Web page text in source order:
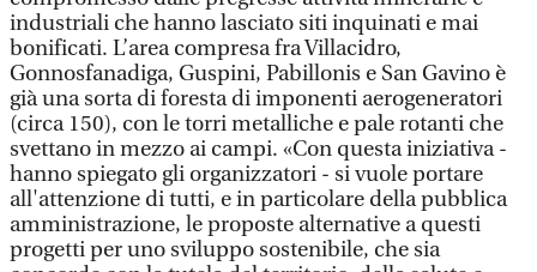
industriali che hanno lasciato siti inquinati e mai
bonificati. L’area compresa fra Villacidro,
Gonnosfanadiga, Guspini, Pabillonis e San Gavino è
già una sorta di foresta di imponenti aerogeneratori
(circa 150), con le torri metalliche e pale rotanti che
svettano in mezzo ai campi. «Con questa iniziativa -
hanno spiegato gli organizzatori - si vuole portare
all'attenzione di tutti, e in particolare della pubblica
amministrazione, le proposte alternative a questi
progetti per uno sviluppo sostenibile, che sia